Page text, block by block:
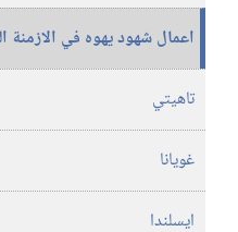
اعمال شهود يهوه في الازمنة
تاهيتي
غويانا
ايسلندا